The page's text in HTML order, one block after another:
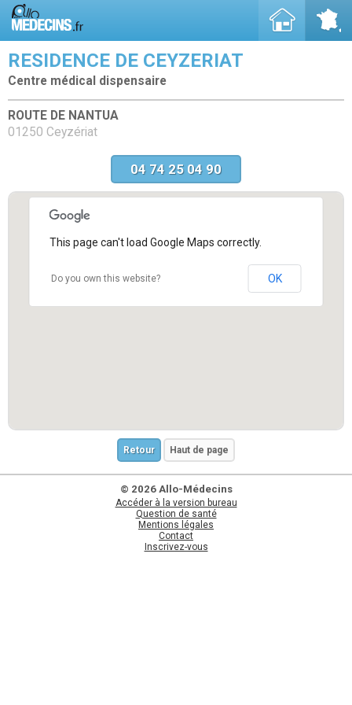
RESIDENCE DE CEYZERIAT
Centre médical dispensaire
ROUTE DE NANTUA
01250 Ceyzériat
04 74 25 04 90
This page can't load Google Maps correctly.
Do you own this website? OK
Retour Haut de page
© 2026 Allo-Médecins
Accéder à la version bureau
Question de santé
Mentions légales
Contact
Inscrivez-vous